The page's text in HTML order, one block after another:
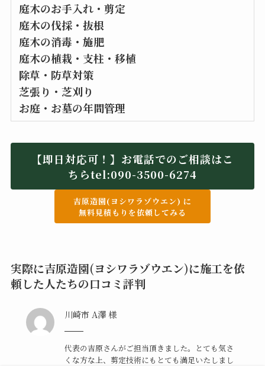
庭木のお手入れ・剪定
庭木の伐採・抜根
庭木の消毒・施肥
庭木の植栽・支柱・移植
除草・防草対策
芝張り・芝刈り
お庭・お墓の年間管理
【即日対応可！】お電話でのご相談はこ
ちらtel:090-3500-6274
吉原造園(ヨシワラゾウエン) に
無料見積もりを依頼してみる
実際に吉原造園(ヨシワラゾウエン)に施工を依
頼した人たちの口コミ評判
川崎市 A澤 様
代表の吉原さんがご担当頂きました。とても気さ
くな方な上、剪定技術にもとても満足いたしまし